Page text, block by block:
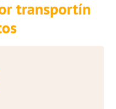
transportín